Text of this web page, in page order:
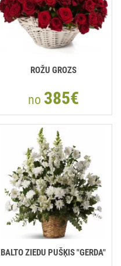
ROŽU GROZS
no 385€
BALTO ZIEDU PUŠĶIS "GERDA"